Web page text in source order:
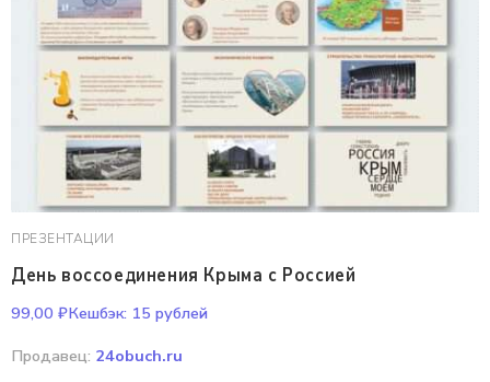
ПРЕЗЕНТАЦИИ
День воссоединения Крыма с Россией
99,00 ₽Кешбэк: 15 рублей
Продавец: 24obuch.ru